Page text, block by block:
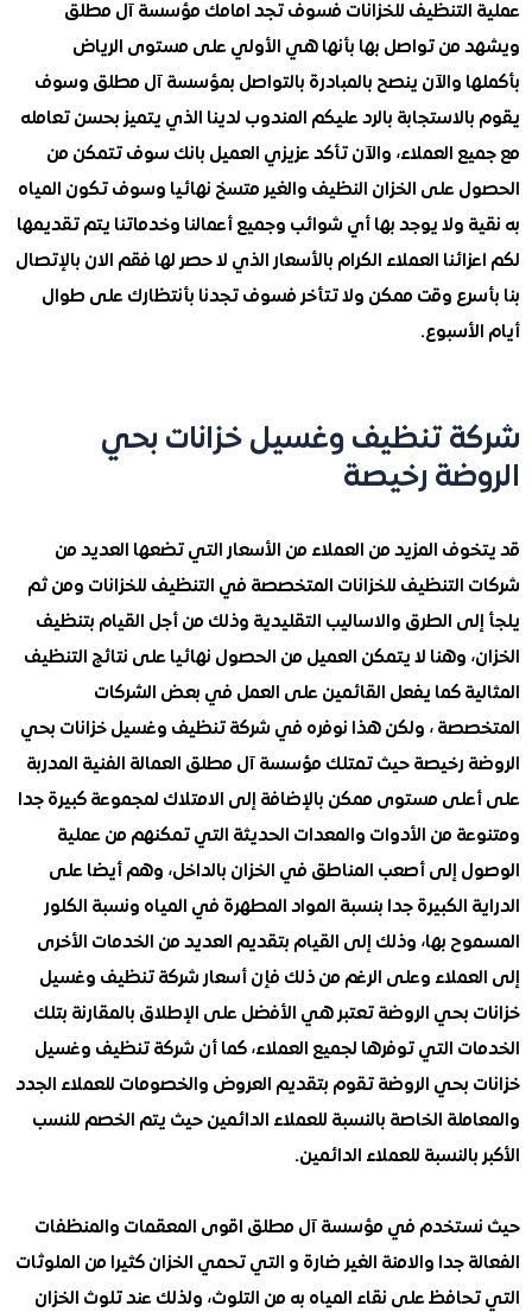
التنظيف للخزانات فسوف تجد امامك مؤسسة آل مطلق
من تواصل بها بأنها هي الأولي على مستوى الرياض
والآن ينصح بالمبادرة بالتواصل بمؤسسة آل مطلق وسوف
بالرد عليكم المندوب لدينا الذي يتميز بحسن تعامله
العملاء، والآن تأكد عزيزي العميل بانك سوف تتمكن من
على الخزان النظيف والغير متسخ نهائيا وسوف تكون المياه
ولا يوجد بها أي شوائب وجميع أعمالنا وخدماتنا يتم تقديمها
العملاء الكرام بالأسعار الذي لا حصر لها فقم الان بالإتصال
وقت ممكن ولا تتأخر فسوف تجدنا بأنتظارك على طوال
تنظيف وغسيل خزانات بحي
رخيصة
المزيد من العملاء من الأسعار التي تضعها العديد من
للخزانات المتخصصة في التنظيف للخزانات ومن ثم
الطرق والاساليب التقليدية وذلك من أجل القيام بتنظيف
وهنا لا يتمكن العميل من الحصول نهائيا على نتائج التنظيف
كما يفعل القائمين على العمل في بعض الشركات
، ولكن هذا نوفره في شركة تنظيف وغسيل خزانات بحي
رخيصة حيث تمتلك مؤسسة آل مطلق العمالة الفنية المدربة
مستوى ممكن بالإضافة إلى الامتلاك لمجموعة كبيرة جدا
من الأدوات والمعدات الحديثة التي تمكنهم من عملية
إلى أصعب المناطق في الخزان بالداخل، وهم أيضا على
الكبيرة جدا بنسبة المواد المطهرة في المياه ونسبة الكلور
بها، وذلك إلى القيام بتقديم العديد من الخدمات الأخرى
وعلى الرغم من ذلك فإن أسعار شركة تنظيف وغسيل
بحي الروضة تعتبر هي الأفضل على الإطلاق بالمقارنة بتلك
التي توفرها لجميع العملاء، كما أن شركة تنظيف وغسيل
بحي الروضة تقوم بتقديم العروض والخصومات للعملاء الجدد
الخاصة بالنسبة للعملاء الدائمين حيث يتم الخصم للنسب
للعملاء الدائمين.
في مؤسسة آل مطلق اقوى المعقمات والمنظفات
جدا والامنة الغير ضارة و التي تحمي الخزان كثيرا من الملوثات
على نقاء المياه به من التلوث، ولذلك عند تلوث الخزان